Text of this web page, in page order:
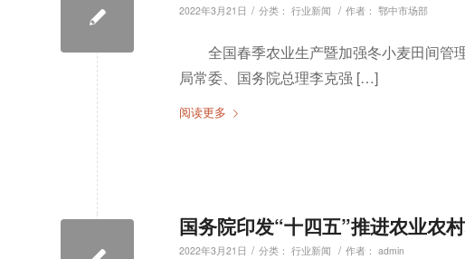
2022年3月21日 / 分类： 行业新闻 / 作者： 鄂中市场部
全国春季农业生产暨加强冬小麦田间管
局常委、国务院总理李克强 […]
阅读更多
国务院印发“十四五”推进农业农
2022年3月21日 / 分类： 行业新闻 / 作者： admin